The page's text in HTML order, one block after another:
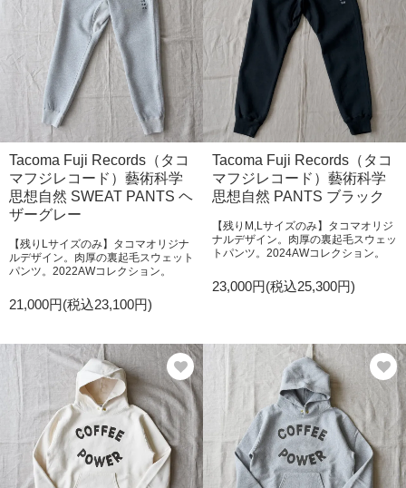
Tacoma Fuji Records（タコ
マフジレコード）藝術科学
思想自然 SWEAT PANTS ヘ
ザーグレー
【残りLサイズのみ】タコマオリジナ
ルデザイン。肉厚の裏起毛スウェット
パンツ。2022AWコレクション。
21,000円(税込23,100円)
Tacoma Fuji Records（タコ
マフジレコード）藝術科学
思想自然 PANTS ブラック
【残りM,Lサイズのみ】タコマオリジ
ナルデザイン。肉厚の裏起毛スウェッ
トパンツ。2024AWコレクション。
23,000円(税込25,300円)